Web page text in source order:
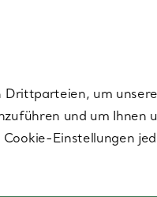
um
und um
Einstellungen